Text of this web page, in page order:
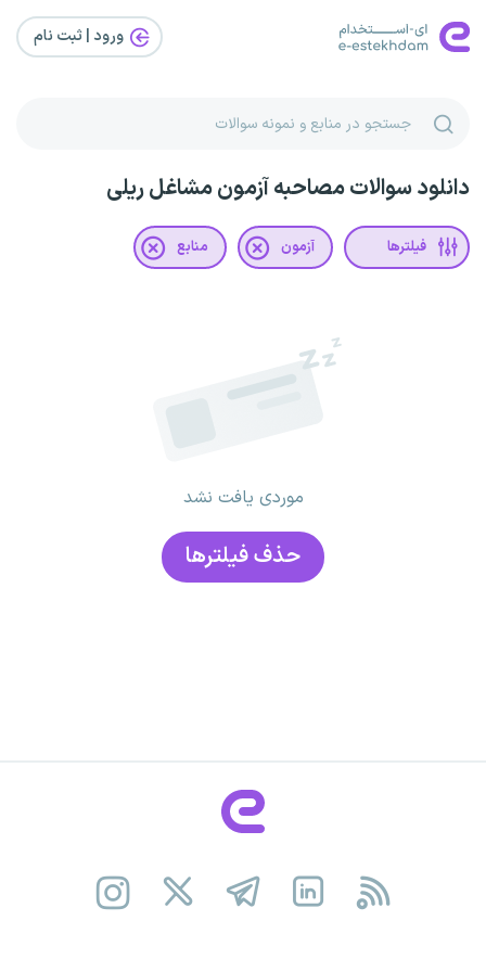
ورود | ثبت‌ نام
دانلود سوالات مصاحبه آزمون مشاغل ریلی
فیلترها آزمون منابع
موردی یافت نشد
حذف فیلتر‌ها